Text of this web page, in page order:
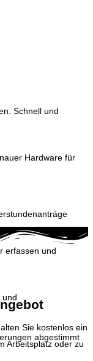
Schnell und
Hardware für
erfassen und
und
Arbeitsplatz oder zu
Sie kostenlos ein
abgestimmt